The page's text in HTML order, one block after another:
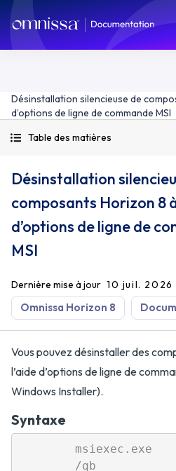
Désinstallation silencieuse de
d’options de ligne de commande MSI
Table des matières
Désinstallation
composants Horizon 8
d’options de ligne de
MSI
Dernière mise à jour 10 juil. 2026
Omnissa Horizon 8
Vous pouvez désinstaller des
l’aide d’options de ligne de
Windows Installer).
Syntaxe
        msiexec.exe
        /qb